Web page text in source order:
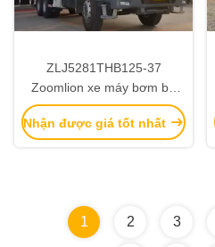
ZLJ5281THB125-37
Zoomlion xe máy bơm bê
tông sử dụng máy móc bê
tông tay hai
Nhận được giá tốt nhất
1 2 3